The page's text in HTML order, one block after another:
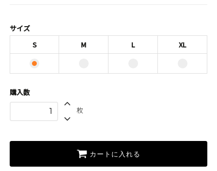
サイズ
S
M L XL
購入数
枚
カートに入れる